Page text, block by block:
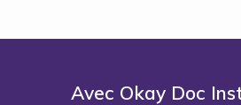
Avec Okay Doc